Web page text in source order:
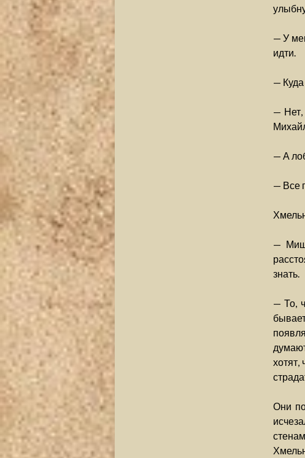
— У
идти.
—
— Нет,
— А
— Все
—
знать.
— То,
Они